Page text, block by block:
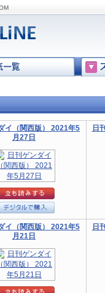
イ（関西版） 2021年5
月27日
日
イ（関西版） 2021年5
月21日
日